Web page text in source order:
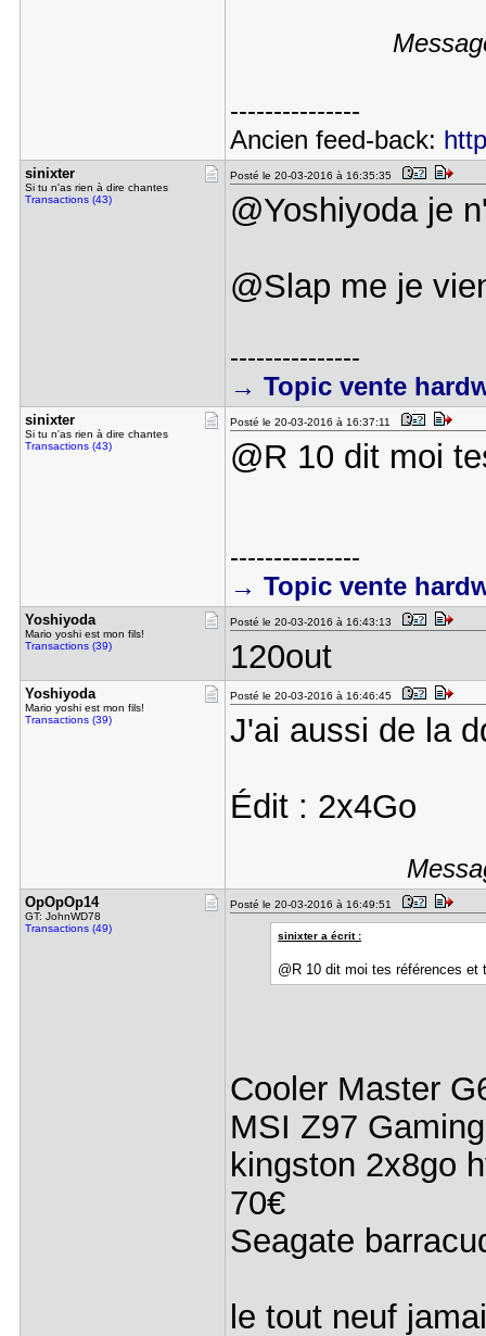
---------------
Ancien feed-back:
sinixter
Si tu n'as rien à dire chantes
Transactions (43)
Posté le 20-03-2016 à 16:35:35
@Yoshiyoda je
@Slap me je
---------------
→ Topic vente
sinixter
Si tu n'as rien à dire chantes
Transactions (43)
Posté le 20-03-2016 à 16:37:11
@R 10 dit moi
---------------
→ Topic vente
Yoshiyoda
Mario yoshi est mon fils!
Transactions (39)
Posté le 20-03-2016 à 16:43:13
120out
Yoshiyoda
Mario yoshi est mon fils!
Transactions (39)
Posté le 20-03-2016 à 16:46:45
J'ai aussi de la
Édit : 2x4Go
OpOpOp14
GT: JohnWD78
Transactions (49)
Posté le 20-03-2016 à 16:49:51
sinixter a écrit :
@R 10 dit moi tes références
Cooler Master
MSI Z97
kingston 2x8go
70€
Seagate
le tout neuf